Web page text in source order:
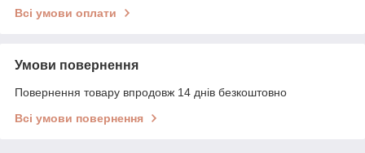
Всі умови оплати
Умови повернення
Повернення товару впродовж 14 днів безкоштовно
Всі умови повернення